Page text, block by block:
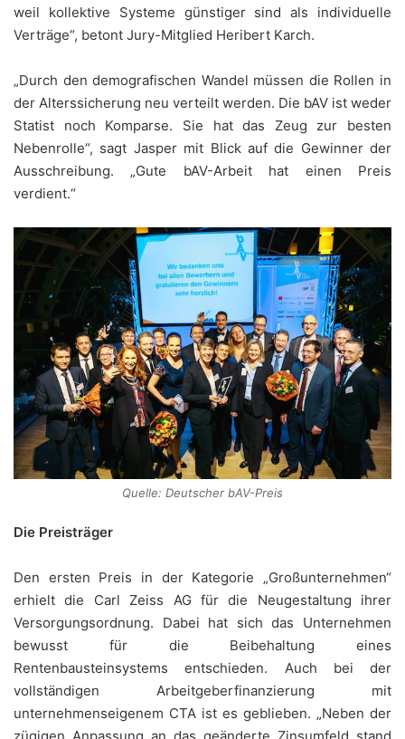
weil kollektive Systeme günstiger sind als individuelle
Verträge“, betont Jury-Mitglied Heribert Karch.
„Durch den demografischen Wandel müssen die Rollen in
der Alterssicherung neu verteilt werden. Die bAV ist weder
Statist noch Komparse. Sie hat das Zeug zur besten
Nebenrolle“, sagt Jasper mit Blick auf die Gewinner der
Ausschreibung. „Gute bAV-Arbeit hat einen Preis
verdient.“
Quelle: Deutscher bAV-Preis
Die Preisträger
Den ersten Preis in der Kategorie „Großunternehmen“
erhielt die Carl Zeiss AG für die Neugestaltung ihrer
Versorgungsordnung. Dabei hat sich das Unternehmen
bewusst für die Beibehaltung eines
Rentenbausteinsystems entschieden. Auch bei der
vollständigen Arbeitgeberfinanzierung mit
unternehmenseigenem CTA ist es geblieben. „Neben der